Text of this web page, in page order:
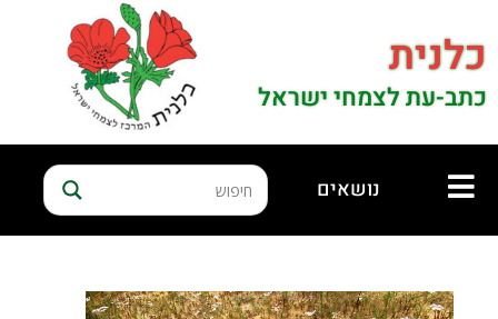
כלנית
כתב-עת לצמחי ישראל
נושאים